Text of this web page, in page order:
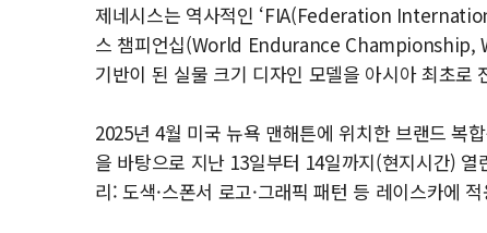
제네시스는 역사적인 ‘FIA(Federation
스 챔피언십(World Endurance Championship,
기반이 된 실물 크기 디자인 모델을 아시아 최초로
2025년 4월 미국 뉴욕 맨해튼에 위치한 브랜드 복
을 바탕으로 지난 13일부터 14일까지(현지시간)
리: 도색·스폰서 로고·그래픽 패턴 등 레이스카에